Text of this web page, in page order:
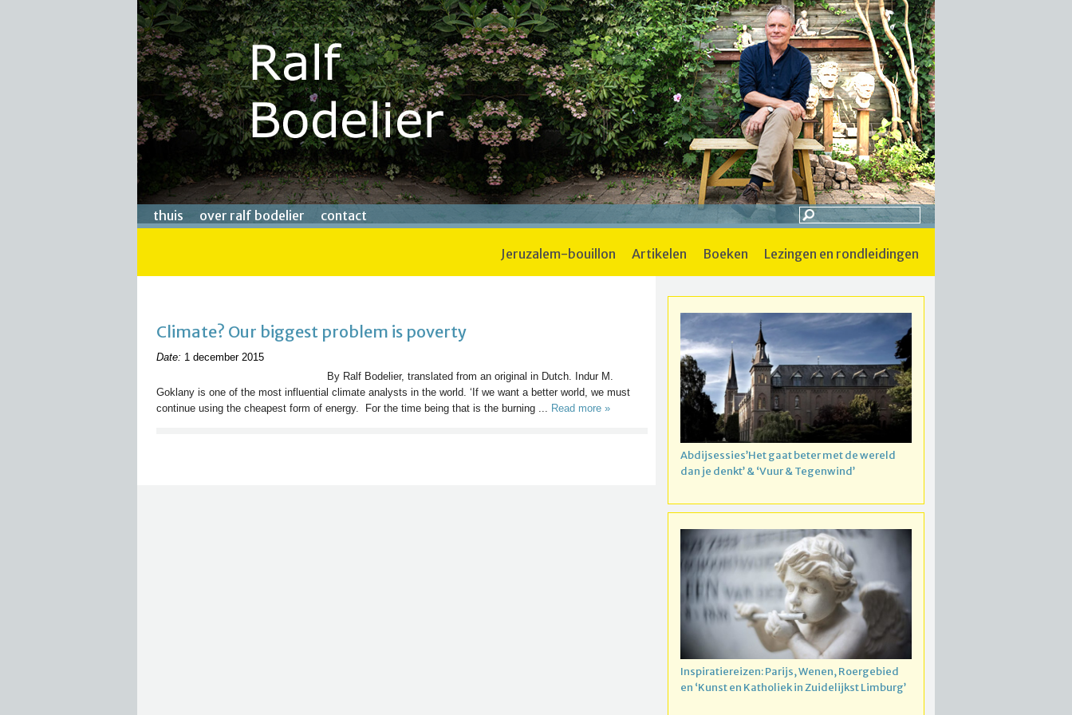
thuis over ralf bodelier contact
jeruzalem-bouillon artikelen boeken lezingen en rondleidingen
Climate? Our biggest problem is poverty
Date: 1 december 2015
By Ralf Bodelier, translated from an original in Dutch. Indur M.
Goklany is one of the most influential climate analysts in the world. ‘If we want a better world, we must
continue using the cheapest form of energy. For the time being that is the burning ... Read more »
Abdijsessies’Het gaat beter met de wereld
dan je denkt’ & ‘Vuur & Tegenwind’
Inspiratiereizen: Parijs, Wenen, Roergebied
en ‘Kunst en Katholiek in Zuidelijkst Limburg’